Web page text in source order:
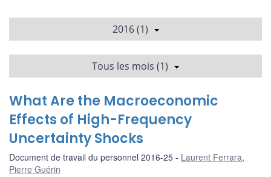
2016 (1)
Tous les mois (1)
What Are the Macroeconomic
Effects of High-Frequency
Uncertainty Shocks
Document de travail du personnel 2016-25 Laurent Ferrara,
Pierre Guérin